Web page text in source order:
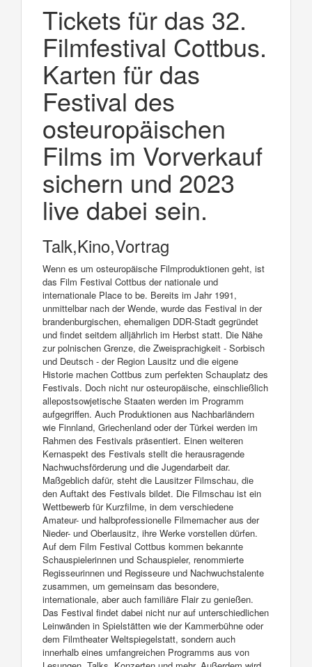
Tickets für das 32.
Filmfestival Cottbus.
Karten für das
Festival des
osteuropäischen
Films im Vorverkauf
sichern und 2023
live dabei sein.
Talk,Kino,Vortrag
Wenn es um osteuropäische Filmproduktionen geht, ist
das Film Festival Cottbus der nationale und
internationale Place to be. Bereits im Jahr 1991,
unmittelbar nach der Wende, wurde das Festival in der
brandenburgischen, ehemaligen DDR-Stadt gegründet
und findet seitdem alljährlich im Herbst statt. Die Nähe
zur polnischen Grenze, die Zweisprachigkeit - Sorbisch
und Deutsch - der Region Lausitz und die eigene
Historie machen Cottbus zum perfekten Schauplatz des
Festivals. Doch nicht nur osteuropäische, einschließlich
allepostsowjetische Staaten werden im Programm
aufgegriffen. Auch Produktionen aus Nachbarländern
wie Finnland, Griechenland oder der Türkei werden im
Rahmen des Festivals präsentiert. Einen weiteren
Kernaspekt des Festivals stellt die herausragende
Nachwuchsförderung und die Jugendarbeit dar.
Maßgeblich dafür, steht die Lausitzer Filmschau, die
den Auftakt des Festivals bildet. Die Filmschau ist ein
Wettbewerb für Kurzfilme, in dem verschiedene
Amateur- und halbprofessionelle Filmemacher aus der
Nieder- und Oberlausitz, ihre Werke vorstellen dürfen.
Auf dem Film Festival Cottbus kommen bekannte
Schauspielerinnen und Schauspieler, renommierte
Regisseurinnen und Regisseure und Nachwuchstalente
zusammen, um gemeinsam das besondere,
internationale, aber auch familiäre Flair zu genießen.
Das Festival findet dabei nicht nur auf unterschiedlichen
Leinwänden in Spielstätten wie der Kammerbühne oder
dem Filmtheater Weltspiegelstatt, sondern auch
innerhalb eines umfangreichen Programms aus von